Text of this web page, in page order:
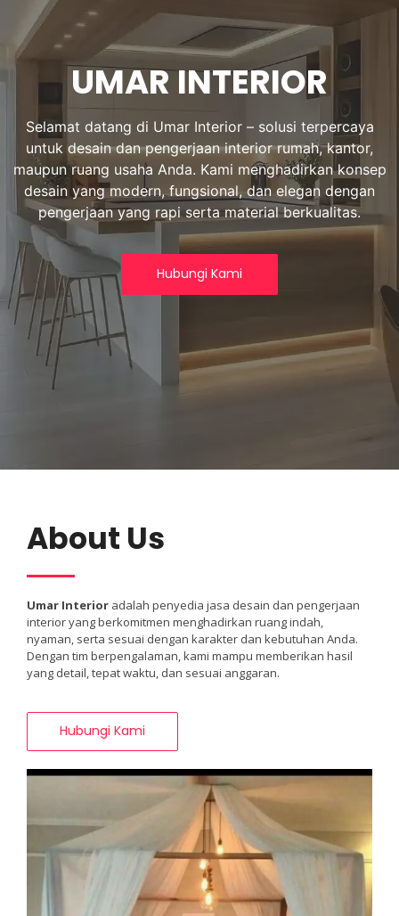
UMAR INTERIOR
Selamat datang di Umar Interior – solusi terpercaya
untuk desain dan pengerjaan interior rumah, kantor,
maupun ruang usaha Anda. Kami menghadirkan konsep
desain yang modern, fungsional, dan elegan dengan
pengerjaan yang rapi serta material berkualitas.
Hubungi Kami
About Us
Umar Interior adalah penyedia jasa desain dan pengerjaan
interior yang berkomitmen menghadirkan ruang indah,
nyaman, serta sesuai dengan karakter dan kebutuhan Anda.
Dengan tim berpengalaman, kami mampu memberikan hasil
yang detail, tepat waktu, dan sesuai anggaran.
Hubungi Kami